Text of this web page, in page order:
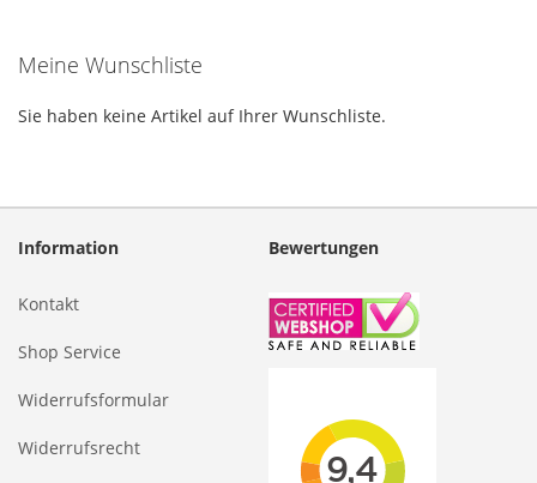
Meine Wunschliste
Sie haben keine Artikel auf Ihrer Wunschliste.
Information
Kontakt
Shop Service
Widerrufsformular
Widerrufsrecht
Bewertungen